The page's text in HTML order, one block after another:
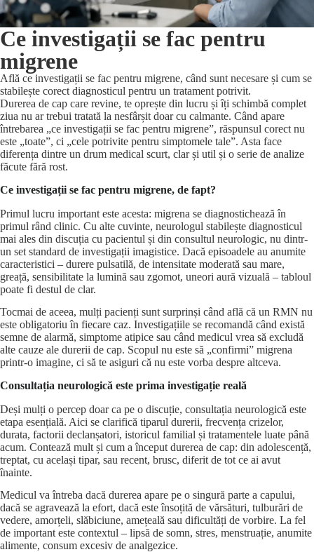
Ce investigații se fac pentru
migrene
Află ce investigații se fac pentru migrene, când sunt necesare și cum se
stabilește corect diagnosticul pentru un tratament potrivit.
Durerea de cap care revine, te oprește din lucru și îți schimbă complet
ziua nu ar trebui tratată la nesfârșit doar cu calmante. Când apare
întrebarea „ce investigații se fac pentru migrene”, răspunsul corect nu
este „toate”, ci „cele potrivite pentru simptomele tale”. Asta face
diferența dintre un drum medical scurt, clar și util și o serie de analize
făcute fără rost.
Ce investigații se fac pentru migrene, de fapt?
Primul lucru important este acesta: migrena se diagnosticheazăîn
primul rând clinic. Cu alte cuvinte, neurologul stabilește diagnosticul
mai ales din discuția cu pacientul și din consultul neurologic, nu dintr-
un set standard de investigații imagistice. Dacă episoadele au anumite
caracteristici – durere pulsatilă, de intensitate moderată sau mare,
greață, sensibilitate la lumină sau zgomot, uneori aură vizuală – tabloul
poate fi destul de clar.
Tocmai de aceea, mulți pacienți sunt surprinși când află că un RMN nu
este obligatoriu în fiecare caz. Investigațiile se recomandă când există
semne de alarmă, simptome atipice sau când medicul vrea să excludă
alte cauze ale durerii de cap. Scopul nu este să „confirmi” migrena
printr-o imagine, ci să te asiguri că nu este vorba despre altceva.
Consultația neurologică este prima investigație reală
Deși mulți o percep doar ca pe o discuție, consultația neurologică este
etapa esențială. Aici se clarifică tiparul durerii, frecvența crizelor,
durata, factorii declanșatori, istoricul familial și tratamentele luate până
acum. Contează mult și cum a început durerea de cap: din adolescență,
treptat, cu același tipar, sau recent, brusc, diferit de tot ce ai avut
înainte.
Medicul va întreba dacă durerea apare pe o singură parte a capului,
dacă se agravează la efort, dacă este însoțită de vărsături, tulburări de
vedere, amorțeli, slăbiciune, amețeală sau dificultăți de vorbire. La fel
de important este contextul – lipsă de somn, stres, menstruație, anumite
alimente, consum excesiv de analgezice.